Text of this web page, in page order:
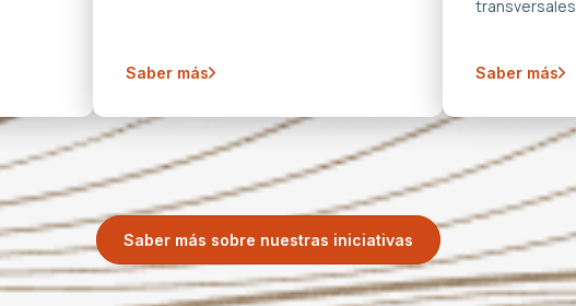
Saber más
transversales.
Saber más
Saber más sobre nuestras iniciativas